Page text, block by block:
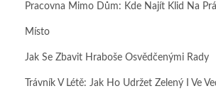
Pracovna Mimo Dům: Kde Najít Klid Na
Místo
Jak Se Zbavit Hraboše Osvědčenými Rady
Trávník V Létě: Jak Ho Udržet Zelený I Ve